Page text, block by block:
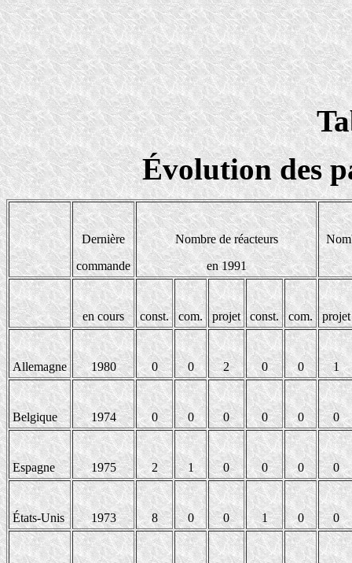
Évolution des
Dernière
commande
Nombre de réacteurs
en 1991
en cours const. com. projet const. com. projet
Allemagne 1980 0 0 2 0 0 1
Belgique 1974 0 0 0 0 0 0
Espagne 1975 2 1 0 0 0 0
États-Unis 1973 8 0 0 1 0 0